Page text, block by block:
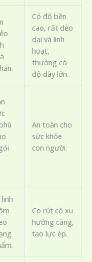
Có độ bền
cao, rất dẻo
dai và linh
hoạt,
thường có
độ dày lớn.
An toàn cho
sức khỏe
con người.
Co rút có xu
hướng căng,
tạo lực ép.